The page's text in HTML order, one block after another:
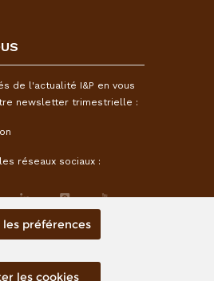
de l'actualité I&P en vous
newsletter trimestrielle :
réseaux sociaux :
les préférences
les cookies